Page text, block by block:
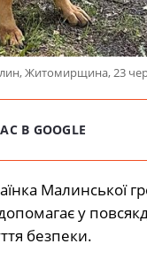
Житомирщина, 23
В GOOGLE
Малинської
у
безпеки.